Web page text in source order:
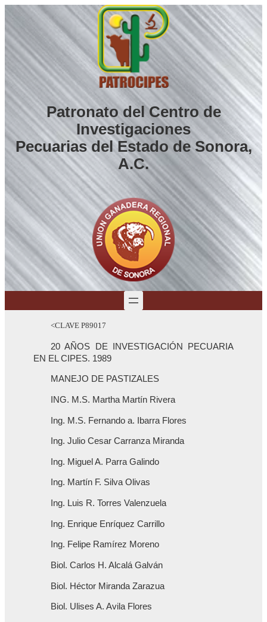
Saltar
al
contenido
Patronato del Centro de
Investigaciones
Pecuarias del Estado de Sonora,
A.C.
<CLAVE P89017
20 AÑOS DE INVESTIGACIÓN PECUARIA
EN EL CIPES. 1989
MANEJO DE PASTIZALES
ING. M.S. Martha Martín Rivera
Ing. M.S. Fernando a. Ibarra Flores
Ing. Julio Cesar Carranza Miranda
Ing. Miguel A. Parra Galindo
Ing. Martín F. Silva Olivas
Ing. Luis R. Torres Valenzuela
Ing. Enrique Enríquez Carrillo
Ing. Felipe Ramírez Moreno
Biol. Carlos H. Alcalá Galván
Biol. Héctor Miranda Zarazua
Biol. Ulises A. Avila Flores